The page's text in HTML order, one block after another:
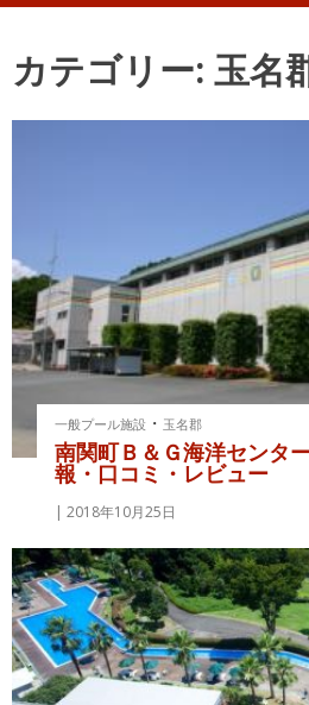
カテゴリー: 玉名
一般プール施設 ・ 玉名郡
南関町Ｂ＆Ｇ海洋センタ
報・口コミ・レビュー
2018年10月25日